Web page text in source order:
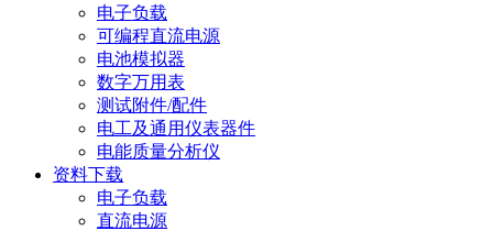
电子负载
可编程直流电源
电池模拟器
数字万用表
测试附件/配件
电工及通用仪表器件
电能质量分析仪
资料下载
电子负载
直流电源